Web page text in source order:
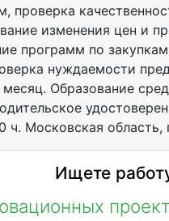
проверка
изменения цен и
программ по
нуждаемости
Образование
ч. Московская область,
Ищете